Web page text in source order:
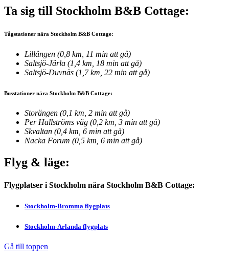
Ta sig till Stockholm B&B Cottage:
Tågstationer nära Stockholm B&B Cottage:
Lillängen (0,8 km, 11 min att gå)
Saltsjö-Järla (1,4 km, 18 min att gå)
Saltsjö-Duvnäs (1,7 km, 22 min att gå)
Busstationer nära Stockholm B&B Cottage:
Storängen (0,1 km, 2 min att gå)
Per Hallströms väg (0,2 km, 3 min att gå)
Skvaltan (0,4 km, 6 min att gå)
Nacka Forum (0,5 km, 6 min att gå)
Flyg & läge:
Flygplatser i Stockholm nära Stockholm B&B Cottage:
Stockholm-Bromma flygplats
Stockholm-Arlanda flygplats
Gå till toppen